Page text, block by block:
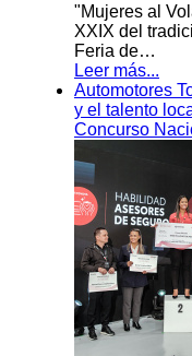
"Mujeres al
XXIX del
Feria de…
Leer más...
Automotores
y el talento
Concurso